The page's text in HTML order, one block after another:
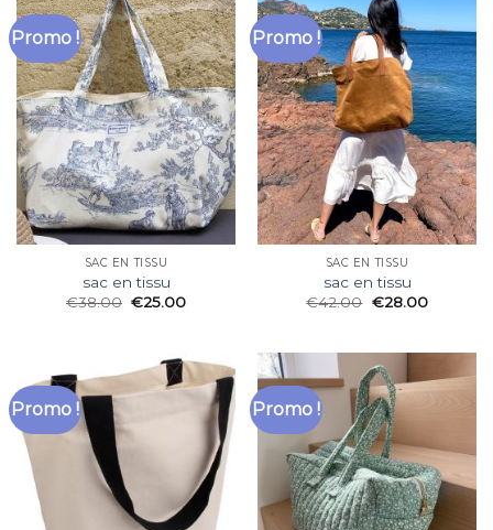
Promo !
SAC EN TISSU
sac en tissu
€38.00 €25.00
Promo !
SAC EN TISSU
sac en tissu
€42.00 €28.00
Promo ! Promo !